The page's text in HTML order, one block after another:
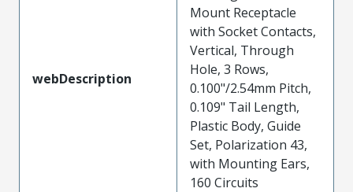
webDescription
Mount Receptacle
with Socket Contacts,
Vertical, Through
Hole, 3 Rows,
0.100"/2.54mm Pitch,
0.109" Tail Length,
Plastic Body, Guide
Set, Polarization 43,
with Mounting Ears,
160 Circuits